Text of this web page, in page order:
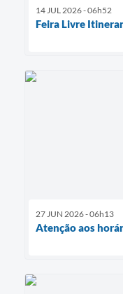
14 JUL 2026 - 06h52
Feira Livre
27 JUN 2026 - 06h13
Atenção aos